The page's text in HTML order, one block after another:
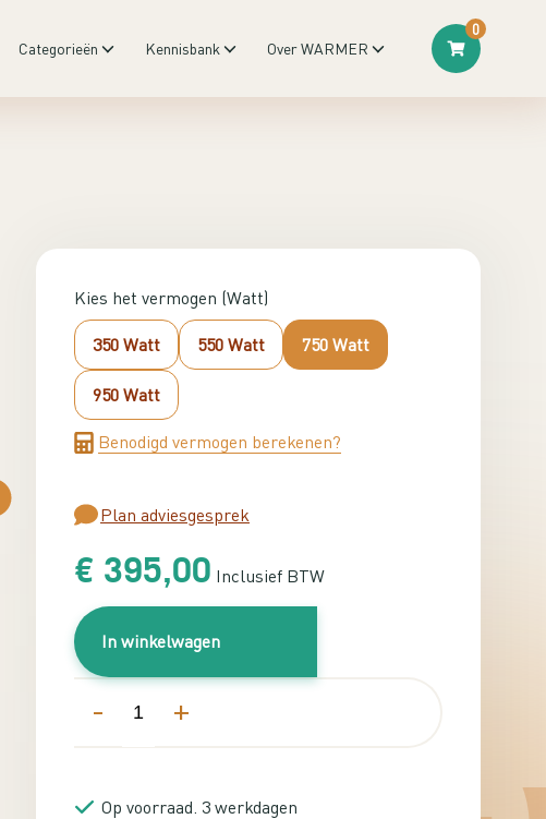
Categorieën Kennisbank Over WARMER
0
Kies het vermogen (Watt)
350 Watt 550 Watt 750 Watt
950 Watt
Benodigd vermogen berekenen?
Plan adviesgesprek
€ 395,00 Inclusief BTW
In winkelwagen
- +
Op voorraad. 3 werkdagen